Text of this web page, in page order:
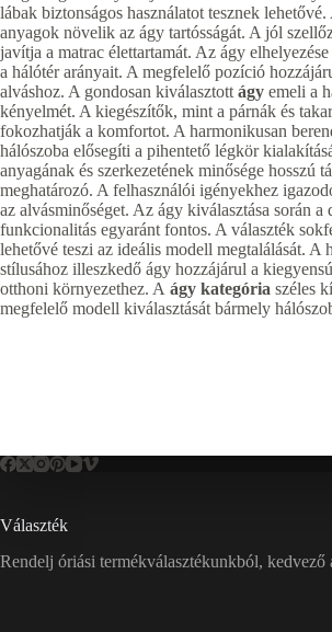
lábak biztonságos használatot tesznek
anyagok növelik az ágy tartósságát. A jól
javítja a matrac élettartamát. Az ágy
a hálótér arányait. A megfelelő pozíció
alváshoz. A gondosan kiválasztottágy emeli a
kényelmét. A kiegészítők, mint a párnák és
fokozhatják a komfortot. A harmonikusan
hálószoba elősegíti a pihentető légkör
anyagának és szerkezetének minősége hosszú
meghatározó. A felhasználói igényekhez
az alvásminőséget. Az ágy kiválasztása során a
funkcionalitás egyaránt fontos. A választék
lehetővé teszi az ideális modell megtalálását. A
stílusához illeszkedő ágy hozzájárul a
otthoni környezethez. A ágy kategória széles
megfelelő modell kiválasztását bármely
Választék
Rendelj óriási termékválasztékunkból, kedvező